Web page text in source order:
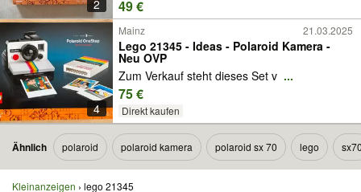
2 49 €
4
Mainz 21.03.2025
Lego 21345 - Ideas - Polaroid Kamera -
Neu OVP
Zum Verkauf steht dieses Set v ...
75 €
Direkt kaufen
Ähnlich polaroid polaroid kamera polaroid sx 70 lego
Kleinanzeigen lego 21345